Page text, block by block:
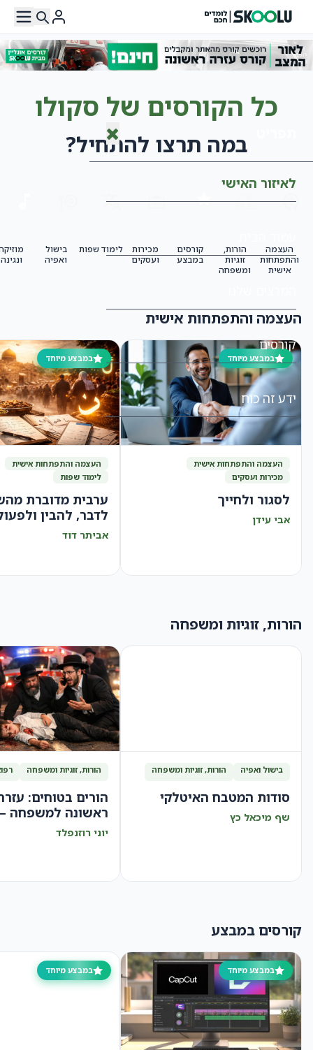
לאיזור האישי
קורסים
ידע זה כוח
כל הקורסים של סקולו
במה תרצו להתחיל?
העצמה
והתפתחות
אישית
הורות,
זוגיות
ומשפחה
קורסים
במבצע
מכירות
ועסקים
לימוד שפות
בישול
ואפיה
ונגינה
העצמה והתפתחות אישית
במבצע מיוחד
העצמה והתפתחות אישית
מכירות ועסקים
לסגור ולחייך
אבי עידן
במבצע מיוחד
העצמה והתפתחות אישית
לימוד שפות
ערבית מדוברת
לדבר, להבין
בביטחון
אביתר דוד
הורות, זוגיות ומשפחה
בישול ואפיה הורות, זוגיות ומשפחה
סודות המטבח האיטלקי
שף מיכאל כץ
הורות, זוגיות ומשפחה
הורים בטוחים:
ראשונה למשפחה –
הצלה
יוני רוזנפלד
קורסים במבצע
במבצע מיוחד במבצע מיוחד